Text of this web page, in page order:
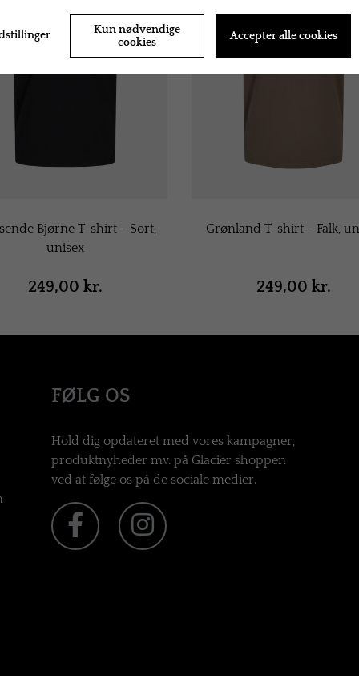
Bjørne T-shirt - Sort,
unisex
249,00 kr.
Grønland T-shirt - Falk,
249,00 kr.
FØLG OS
Hold dig opdateret med vores kampagner,
produktnyheder mv. på Glacier shoppen
ved at følge os på de sociale medier.
Kun nødvendige
cookies
Accepter alle cookies